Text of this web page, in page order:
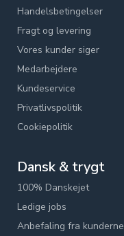
Handelsbetingelser
Fragt og levering
Vores kunder siger
Medarbejdere
Kundeservice
Privatlivspolitik
Cookiepolitik
Dansk & trygt
100% Danskejet
Ledige jobs
Anbefaling fra kunderne